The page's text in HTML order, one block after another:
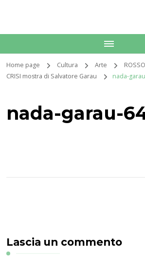
Home page Cultura Arte
CRISI mostra di Salvatore Garau
nada-
nada-garau-
Lascia un commento